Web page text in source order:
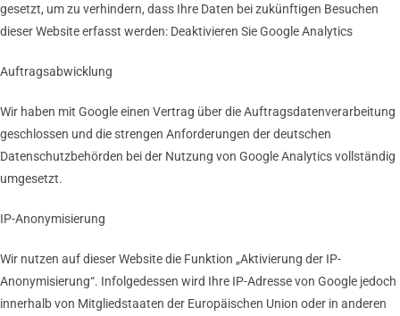
gesetzt, um zu verhindern, dass Ihre Daten bei zukünftigen Besuchen
dieser Website erfasst werden: Deaktivieren Sie Google Analytics
Auftragsabwicklung
Wir haben mit Google einen Vertrag über die Auftragsdatenverarbeitung
geschlossen und die strengen Anforderungen der deutschen
Datenschutzbehörden bei der Nutzung von Google Analytics vollständig
umgesetzt.
IP-Anonymisierung
Wir nutzen auf dieser Website die Funktion „Aktivierung der IP-
Anonymisierung“. Infolgedessen wird Ihre IP-Adresse von Google jedoch
innerhalb von Mitgliedstaaten der Europäischen Union oder in anderen